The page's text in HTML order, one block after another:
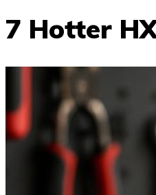
7 Hotter